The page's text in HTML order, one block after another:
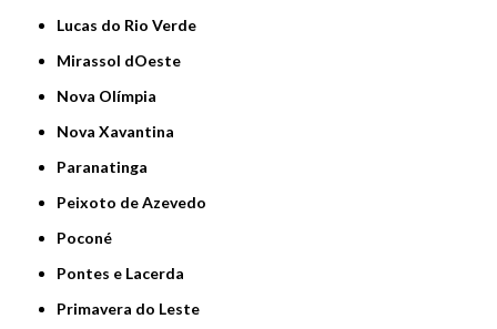
Lucas do Rio Verde
Mirassol dOeste
Nova Olímpia
Nova Xavantina
Paranatinga
Peixoto de Azevedo
Poconé
Pontes e Lacerda
Primavera do Leste